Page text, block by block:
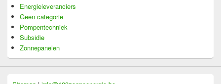
Energieleveranciers
Geen categorie
Pompentechniek
Subsidie
Zonnepanelen